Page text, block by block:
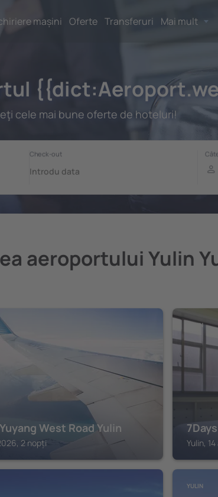
mașini Oferte Transferuri Mai mult
cele mai bune oferte de hoteluri!
aeroportului Yulin
West Road Yulin
2 nopți
YULIN
Yulin,
YULIN